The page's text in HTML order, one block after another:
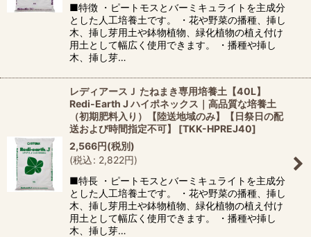
■特徴 ・ピートモスとバーミキュライトを主成分
とした人工培養土です。 ・花や野菜の播種、挿し
木、挿し芽用土や鉢物植物、緑化植物の植え付け
用土として幅広く使用できます。 ・播種や挿し
木、挿し芽…
レディアースＪ たねまき専用培養土【40L】
Redi-Earth J ハイポネックス｜高品質な培養土
（初期肥料入り）【陸送地域のみ】【日祭日の配
送および時間指定不可】
[TKK-HPREJ40]
2,566円(税別)
(税込: 2,822円)
■特長 ・ピートモスとバーミキュライトを主成分
とした人工培養土です。 ・花や野菜の播種、挿し
木、挿し芽用土や鉢物植物、緑化植物の植え付け
用土として幅広く使用できます。 ・播種や挿し
木、挿し芽…